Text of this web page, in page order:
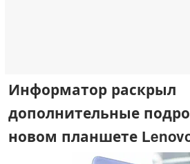
Информатор раскрыл
дополнительные
новом планшете